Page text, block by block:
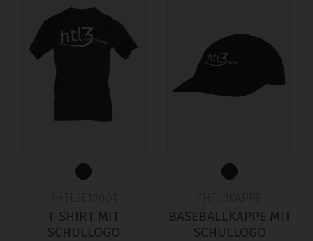
T-SHIRT MIT
SCHULLOGO
BASEBALLKAPPE MIT
SCHULLOGO